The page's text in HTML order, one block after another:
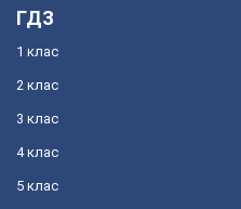
ГДЗ
1 клас
2 клас
3 клас
4 клас
5 клас